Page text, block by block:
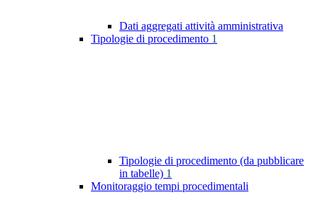
Dati aggregati attività amministrativa
Tipologie di procedimento 1
Tipologie di procedimento (da pubblicare
in tabelle) 1
Monitoraggio tempi procedimentali